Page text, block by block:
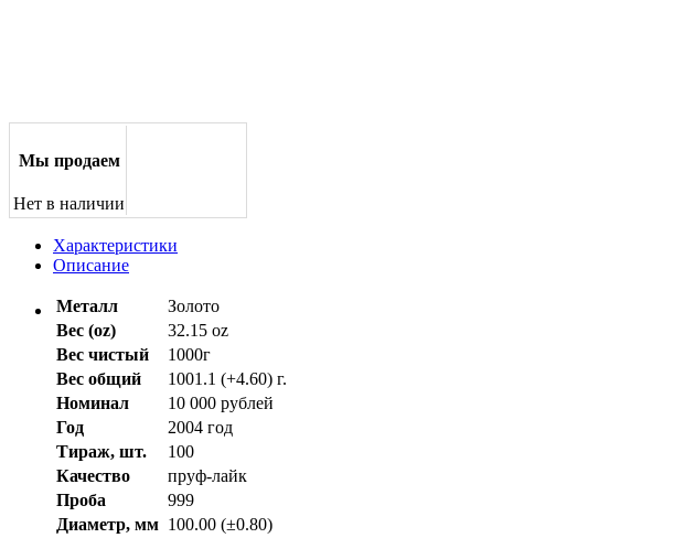
Мы продаем
Нет в наличии
Характеристики
Описание
Металл
Золото
Вес (oz)
32.15 oz
Вес чистый
1000г
Вес общий
1001.1 (+4.60) г.
Номинал
10 000 рублей
Год
2004 год
Тираж, шт.
100
Качество
пруф-лайк
Проба
999
Диаметр, мм 100.00 (±0.80)